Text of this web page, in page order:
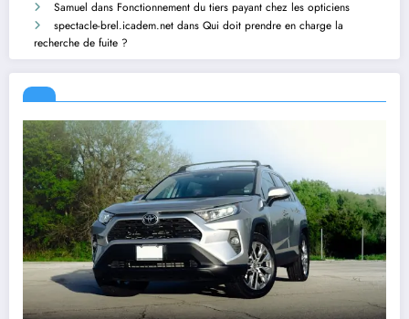
Samuel dans Fonctionnement du tiers payant chez les opticiens
spectacle-brel.icadem.net dans Qui doit prendre en charge la
recherche de fuite ?